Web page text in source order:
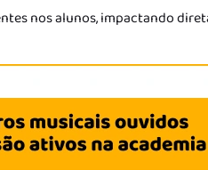
nos alunos, impactando